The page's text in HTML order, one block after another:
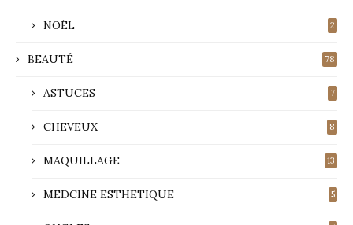
NOËL 2
BEAUTÉ 78
ASTUCES 7
CHEVEUX 8
MAQUILLAGE 13
MEDCINE ESTHETIQUE 5